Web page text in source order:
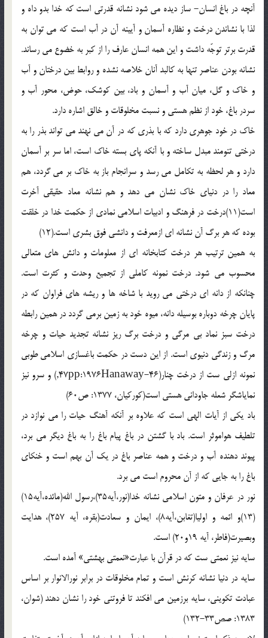
آنچه در باغ انسان- ساز دیده می شود نشانه قدرتی است که خدا بدو داه و
لذا با نشاندن درخت و نظاره آسمان و آیینه آن در آب است که می توان به
قدرت برتر توجّه داشت و این همه انسان عارف را از کبر به خضوع می رساند.
نشانه بودن عناصر تنها به کالبد آنان خلاصه نشده و روابط بین درختان و آب
و خاک و گل، میان آب و آسمان و باد، بین کوشک، حوض، محور آب و
سردر باغ، خود از نظم هستی و نسبت مخلوقات و خالق اشاره دارد.
خاک در خود جوهری دارد که با بذری که در آن می نهند می تواند بذر را به
درختی تنومند مبدل ساخته و با آنکه پای بسته خاک است، اما سر بر آسمان
دارد و هر لحظه به تکامل می رسد و سرانجام باز به خاک بر می گردد، هم
معاد را در دنیای خاک نشان می دهد و هم نشانه معاد حقیقی آخرت
است(11)درخت در فرهنگ و ادبیات اسلامی نمادی از حکمت خدا در خلقت
بوده که هر برگ آن نشانه ای ازمعرفت و دانشی فوق بشری است.(12)
به همین ترتیب هر درخت کتابخانه ای از معلومات و دانش های متعالی
محسوب می شود. درخت نمونه کاملی از تجمیع وحدت و کثرت است.
چنانکه از دانه ای درختی می روید با شاخه ها و ریشه های فراوان که در
پایان چرخه دوباره بوسیله دانه، میوه خود به زمین برمی گردد در همین رابطه
درخت سبز نماد بی مرگی و درخت برگ ریز نشانه تجدید حیات و چرخه
مرگ و زندگی دنیوی است. از این دست در حکمت باغسازی اسلامی طوبی
نمونه ازلی ست از درخت چنار(46-47pp:1976Hanaway,) و سرو نیز
نمایاشگر شعله جاودانی هستی است(کورکیان، 1377: ص60)
باد یکی از آیات الهی است که علاوه بر آنکه آهنگ حیات را می نوازد در
تلطیف هواموثر است. باد با گشتن در باغ پیام باغ را به باغ دیگر می برد،
پیوند دهنده آب و درخت و همه عناصر باغ در یک آن بهم است و خنکای
باغ را به جایی که از آن محروم است می برد.
نور در عرفان و متون اسلامی نشانه خدا(نور،آیه35)،رسول الله(مائده،آیه15)
(13)و ائمه و اولیا(تغابن،آیه8)، ایمان و سعادت(بقره، آیه 257)، هدایت
وبصیرت(فاطر، آیه 19و20) است.
سایه نیز نعمتی ست که در قرآن با عبارت«نعمتی بهشتی» آمده است.
سایه در دنیا نشانه کرنش است و تمام مخلوقات در برابر نورالانوار بر اساس
عبادت تکوینی، سایه برزمین می افکند تا فروتنی خود را نشان دهند (شوان،
1383: صص33-132)